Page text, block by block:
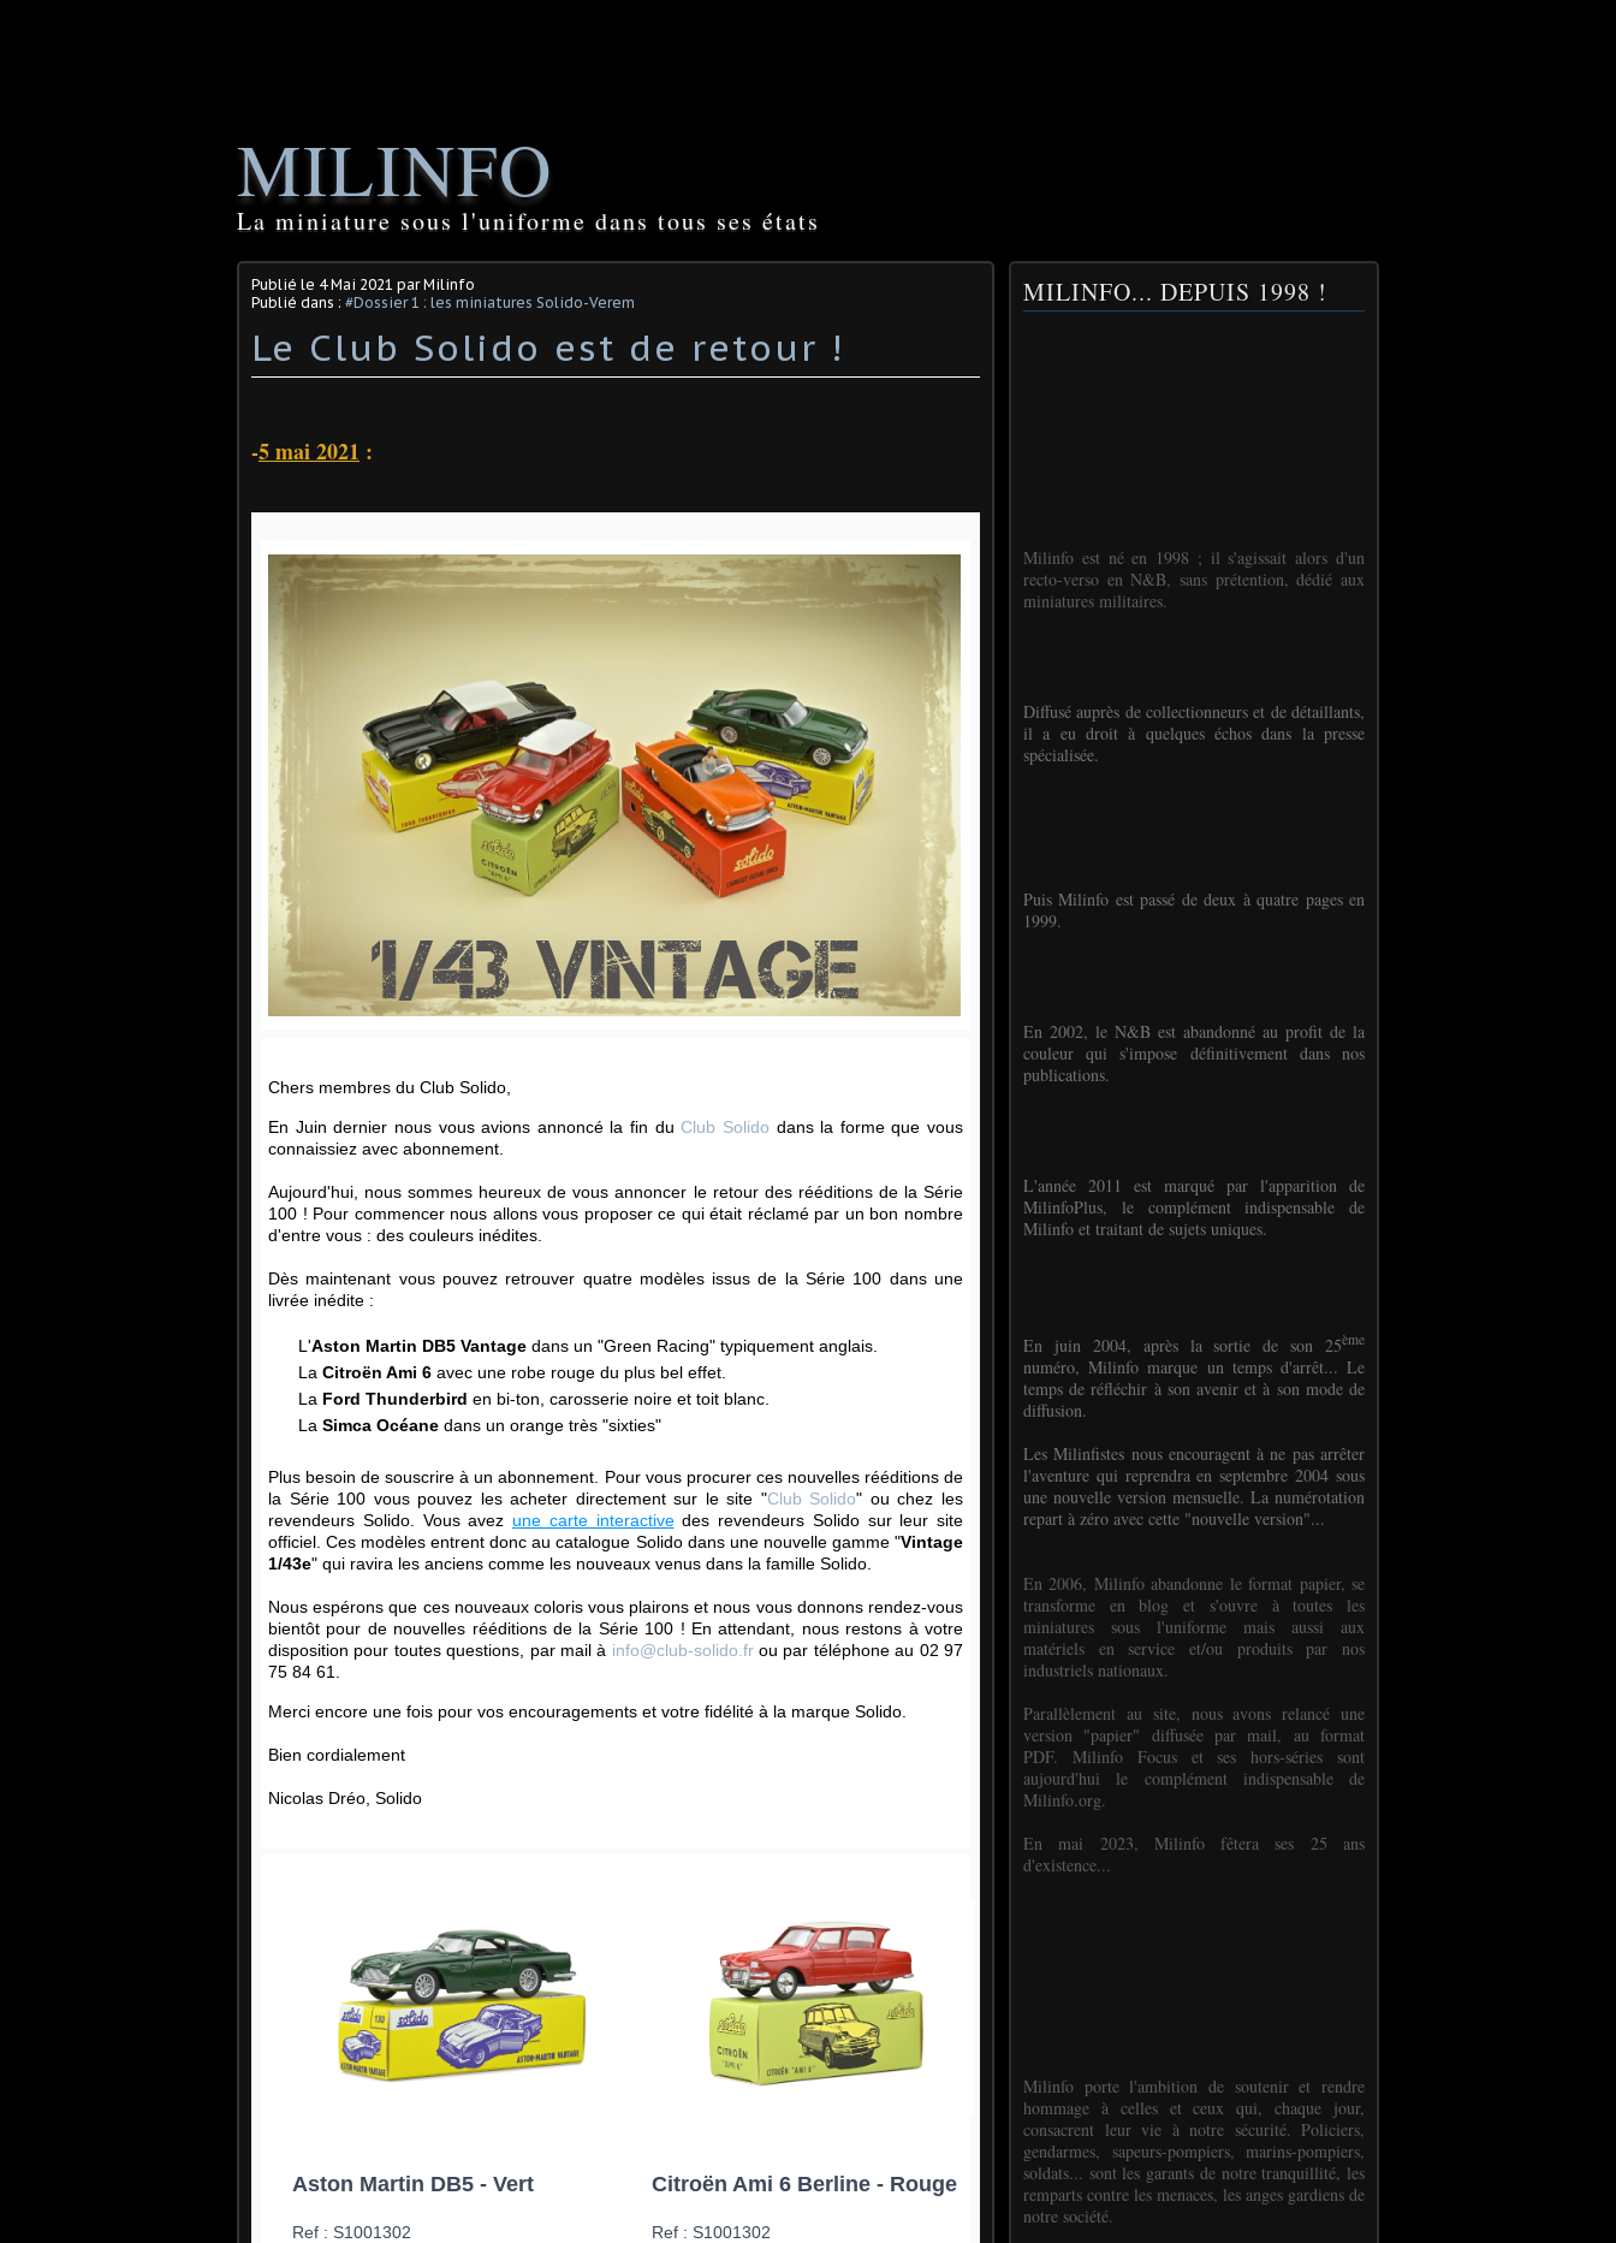
MILINFO
La miniature sous l'uniforme dans tous ses états
Publié le 4 Mai 2021 par Milinfo
Publié dans : #Dossier 1 : les miniatures Solido-Verem
Le Club Solido est de retour !
-5 mai 2021 :
Chers membres du Club Solido,
En Juin dernier nous vous avions annoncé la fin duClub Solido dans la forme que vous
connaissiez avec abonnement.
Aujourd'hui, nous sommes heureux de vous annoncer le retour des rééditions de la Série
100 ! Pour commencer nous allons vous proposer ce qui était réclamé par un bon nombre
d'entre vous : des couleurs inédites.
Dès maintenant vous pouvez retrouver quatre modèles issus de la Série 100 dans une
livrée inédite :
L'Aston Martin DB5 Vantage dans un "Green Racing" typiquement anglais.
La Citroën Ami 6 avec une robe rouge du plus bel effet.
La Ford Thunderbird en bi-ton, carosserie noire et toit blanc.
La Simca Océane dans un orange très "sixties"
Plus besoin de souscrire à un abonnement. Pour vous procurer ces nouvelles rééditions de
la Série 100 vous pouvez les acheter directement sur le site "Club Solido" ou chez les
revendeurs Solido. Vous avez une carte interactivedes revendeurs Solido sur leur site
officiel. Ces modèles entrent donc au catalogue Solido dans une nouvelle gamme "Vintage
1/43e" qui ravira les anciens comme les nouveaux venus dans la famille Solido.
Nous espérons que ces nouveaux coloris vous plairons et nous vous donnons rendez-vous
bientôt pour de nouvelles rééditions de la Série 100 ! En attendant, nous restons à votre
disposition pour toutes questions, par mail à info@club-solido.frou par téléphone au 02 97
75 84 61.
Merci encore une fois pour vos encouragements et votre fidélité à la marque Solido.
Bien cordialement
Nicolas Dréo, Solido
Aston Martin DB5 - Vert
Ref : S1001302
Citroën Ami 6 Berline - Rouge
Ref : S1001302
MILINFO... DEPUIS 1998 !
Milinfo est né en 1998 ; il s'agissait alors d'un
recto-verso en N&B, sans prétention, dédié aux
miniatures militaires.
Diffusé auprès de collectionneurs et de détaillants,
il a eu droit à quelques échos dans la presse
spécialisée.
Puis Milinfo est passé de deux à quatre pages en
1999.
En 2002, le N&B est abandonné au profit de la
couleur qui s'impose définitivement dans nos
publications.
L'année 2011 est marqué par l'apparition de
MilinfoPlus, le complément indispensable de
Milinfo et traitant de sujets uniques.
En juin 2004, après la sortie de son 25ème
numéro, Milinfo marque un temps d'arrêt... Le
temps de réfléchir à son avenir et à son mode de
diffusion.
Les Milinfistes nous encouragent à ne pas arrêter
l'aventure qui reprendra en septembre 2004 sous
une nouvelle version mensuelle. La numérotation
repart à zéro avec cette "nouvelle version"...
En 2006, Milinfo abandonne le format papier, se
transforme en blog et s'ouvre à toutes les
miniatures sous l'uniforme mais aussi aux
matériels en service et/ou produits par nos
industriels nationaux.
Parallèlement au site, nous avons relancé une
version "papier" diffusée par mail, au format
PDF. Milinfo Focus et ses hors-séries sont
aujourd'hui le complément indispensable de
Milinfo.org.
En mai 2023, Milinfo fêtera ses 25 ans
d'existence...
Milinfo porte l'ambition de soutenir et rendre
hommage à celles et ceux qui, chaque jour,
consacrent leur vie à notre sécurité. Policiers,
gendarmes, sapeurs-pompiers, marins-pompiers,
soldats... sont les garants de notre tranquillité, les
remparts contre les menaces, les anges gardiens de
notre société.